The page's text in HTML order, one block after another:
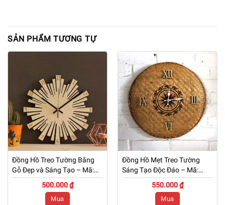
SẢN PHẨM TƯƠNG TỰ
Đồng Hồ Treo Tường Bằng
Gỗ Đẹp và Sáng Tạo – Mã:
PNW 051
500.000 ₫
Mua
Đồng Hồ Mẹt Treo Tường
Sáng Tạo Độc Đáo – Mã:
PNW 050
550.000 ₫
Mua